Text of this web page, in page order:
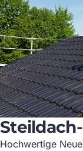
Hochwertige